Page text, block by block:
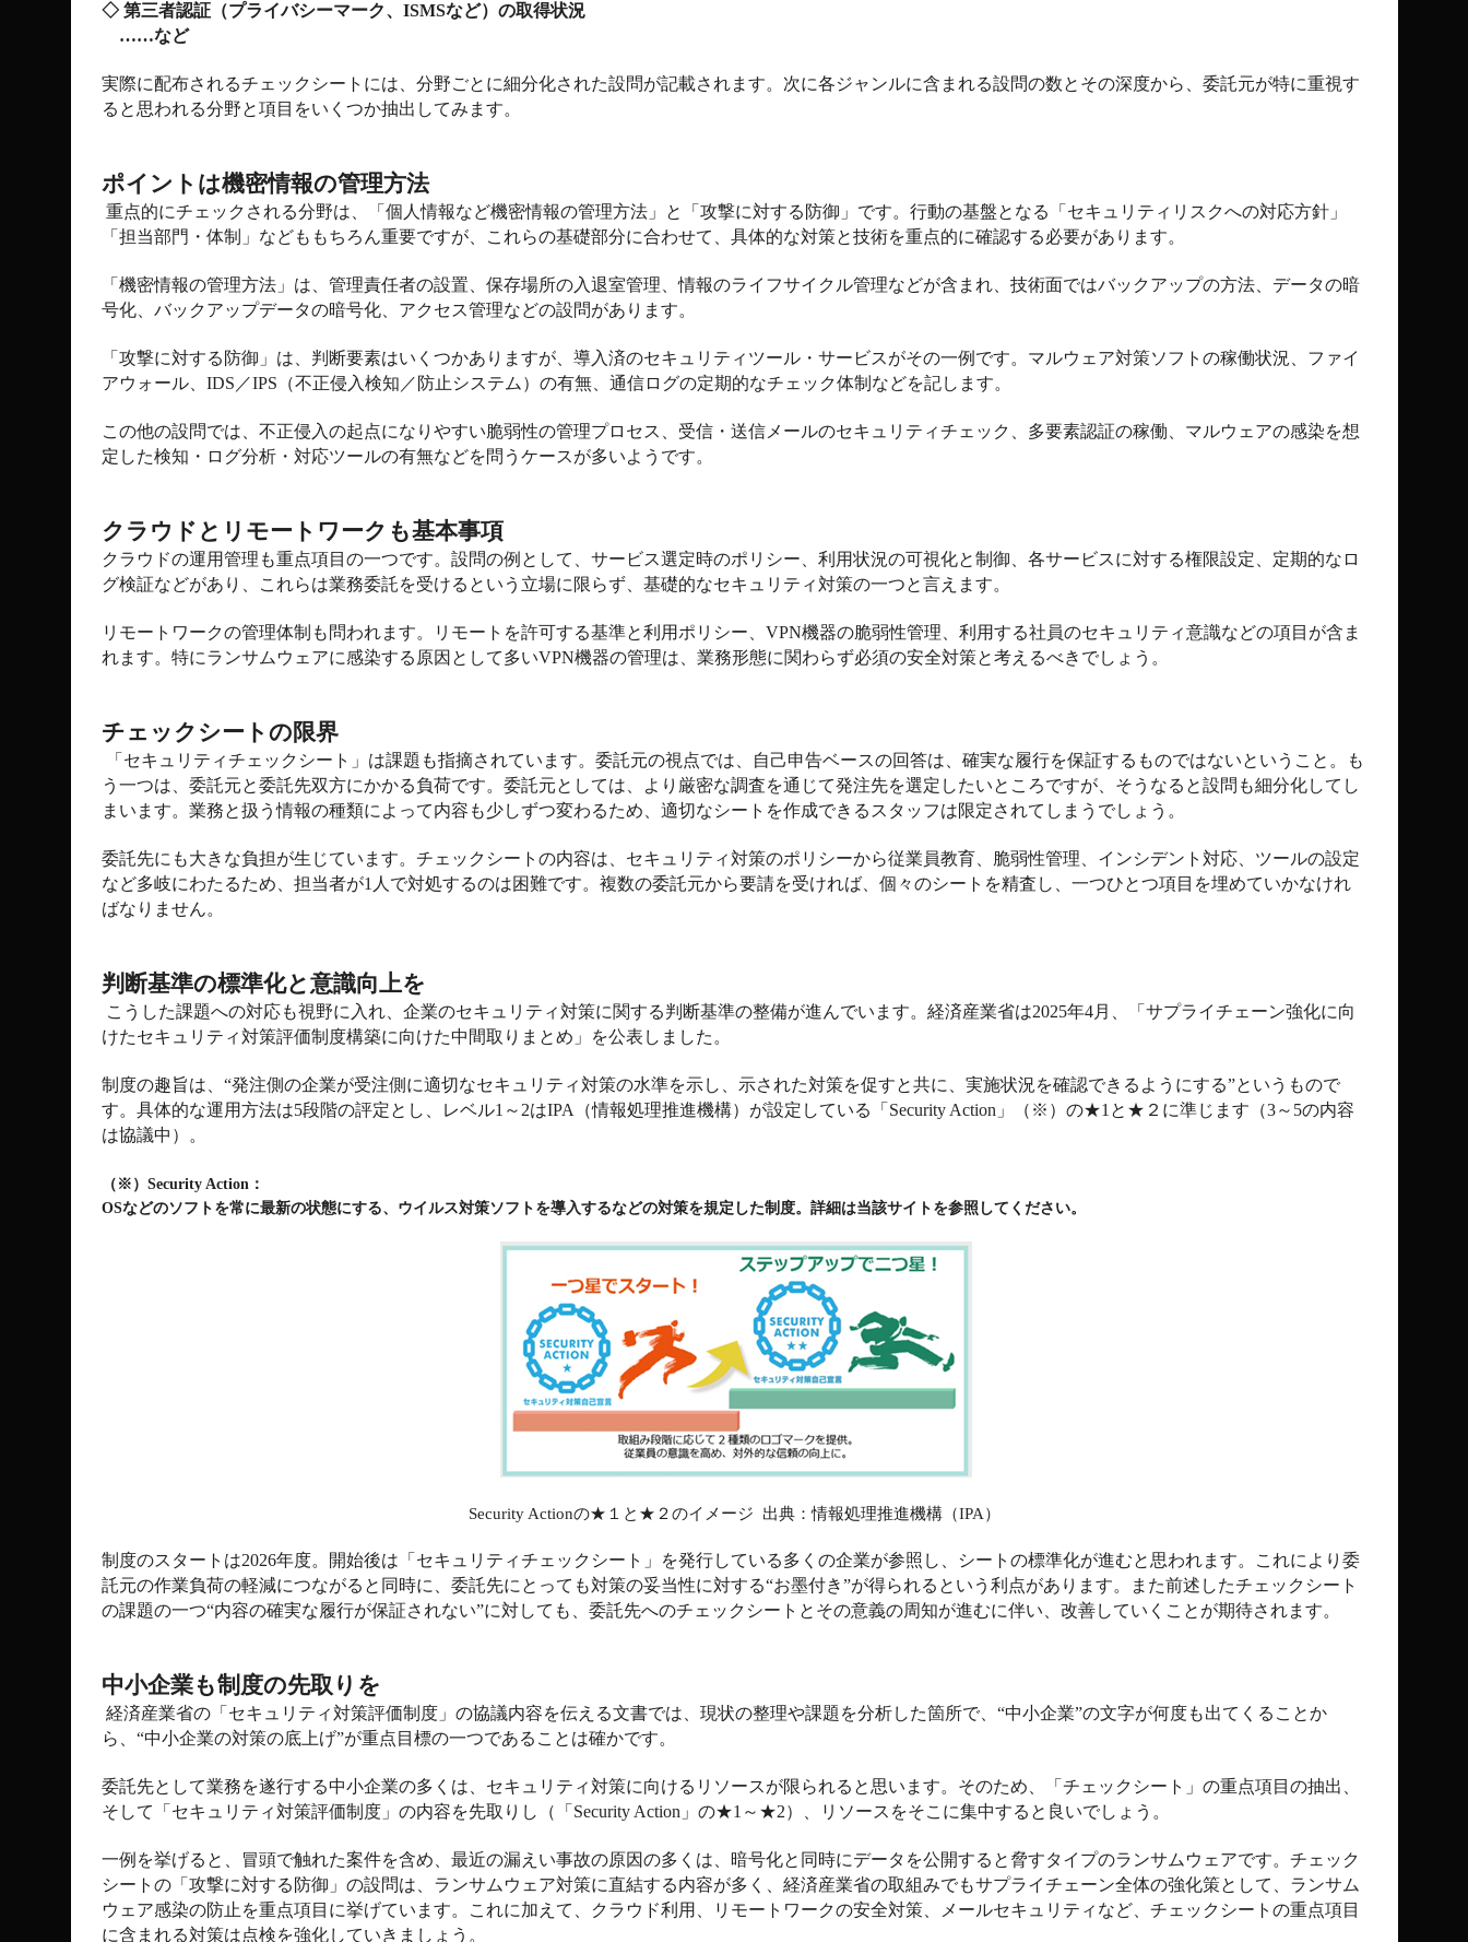
◇ 第三者認証（プライバシーマーク、 ISMSなど）の取得状況
……など
実際に配布されるチェックシートには、分野ごとに細分化された設問が記載されます。次に各ジャンルに含まれる設問の数とその深度から、委託元が特に重視す
ると思われる分野と項目をいくつか抽出してみます。
ポイントは機密情報の管理方法
重点的にチェックされる分野は、「個人情報など機密情報の管理方法」と「攻撃に対する防御」です。行動の基盤となる「セキュリティリスクへの対応方針」
「担当部門・体制」などももちろん重要ですが、これらの基礎部分に合わせて、具体的な対策と技術を重点的に確認する必要があります。
「機密情報の管理方法」は、管理責任者の設置、保存場所の入退室管理、情報のライフサイクル管理などが含まれ、技術面ではバックアップの方法、データの暗
号化、バックアップデータの暗号化、アクセス管理などの設問があります。
「攻撃に対する防御」は、判断要素はいくつかありますが、導入済のセキュリティツール・サービスがその一例です。マルウェア対策ソフトの稼働状況、ファイ
アウォール、 IDS ／IPS （不正侵入検知／防止システム）の有無、通信ログの定期的なチェック体制などを記します。
この他の設問では、不正侵入の起点になりやすい脆弱性の管理プロセス、受信・送信メールのセキュリティチェック、多要素認証の稼働、マルウェアの感染を想
定した検知・ログ分析・対応ツールの有無などを問うケースが多いようです。
クラウドとリモートワークも基本事項
クラウドの運用管理も重点項目の一つです。設問の例として、サービス選定時のポリシー、利用状況の可視化と制御、各サービスに対する権限設定、定期的なロ
グ検証などがあり、これらは業務委託を受けるという立場に限らず、基礎的なセキュリティ対策の一つと言えます。
リモートワークの管理体制も問われます。リモートを許可する基準と利用ポリシー、 VPN機器の脆弱性管理、利用する社員のセキュリティ意識などの項目が含ま
れます。特にランサムウェアに感染する原因として多いVPN機器の管理は、業務形態に関わらず必須の安全対策と考えるべきでしょう。
チェックシートの限界
「セキュリティチェックシート」は課題も指摘されています。委託元の視点では、自己申告ベースの回答は、確実な履行を保証するものではないということ。も
う一つは、委託元と委託先双方にかかる負荷です。委託元としては、より厳密な調査を通じて発注先を選定したいところですが、そうなると設問も細分化してし
まいます。業務と扱う情報の種類によって内容も少しずつ変わるため、適切なシートを作成できるスタッフは限定されてしまうでしょう。
委託先にも大きな負担が生じています。チェックシートの内容は、セキュリティ対策のポリシーから従業員教育、脆弱性管理、インシデント対応、ツールの設定
など多岐にわたるため、担当者が1 人で対処するのは困難です。複数の委託元から要請を受ければ、個々のシートを精査し、一つひとつ項目を埋めていかなけれ
ばなりません。
判断基準の標準化と意識向上を
こうした課題への対応も視野に入れ、企業のセキュリティ対策に関する判断基準の整備が進んでいます。経済産業省は2025年4月、「サプライチェーン強化に向
けたセキュリティ対策評価制度構築に向けた中間取りまとめ」を公表しました。
制度の趣旨は、“発注側の企業が受注側に適切なセキュリティ対策の水準を示し、示された対策を促すと共に、実施状況を確認できるようにする”というもので
す。具体的な運用方法は5段階の評定とし、レベル1 ～ 2はIPA （情報処理推進機構）が設定している「 Security Action 」（※）の★1 と★２に準じます（3～ 5の内容
は協議中）。
（※） Security Action ：
OSなどのソフトを常に最新の状態にする、ウイルス対策ソフトを導入するなどの対策を規定した制度。詳細は当該サイトを参照してください。
Security Actionの★１と★２のイメージ 出典：情報処理推進機構（IPA）
制度のスタートは2026年度。開始後は「セキュリティチェックシート」を発行している多くの企業が参照し、シートの標準化が進むと思われます。これにより委
託元の作業負荷の軽減につながると同時に、委託先にとっても対策の妥当性に対する“お墨付き”が得られるという利点があります。また前述したチェックシート
の課題の一つ“内容の確実な履行が保証されない”に対しても、委託先へのチェックシートとその意義の周知が進むに伴い、改善していくことが期待されます。
中小企業も制度の先取りを
経済産業省の「セキュリティ対策評価制度」の協議内容を伝える文書では、現状の整理や課題を分析した箇所で、“中小企業”の文字が何度も出てくることか
ら、“中小企業の対策の底上げ”が重点目標の一つであることは確かです。
委託先として業務を遂行する中小企業の多くは、セキュリティ対策に向けるリソースが限られると思います。そのため、「チェックシート」の重点項目の抽出、
そして「セキュリティ対策評価制度」の内容を先取りし（「 Security Action 」の★1 ～★2）、リソースをそこに集中すると良いでしょう。
一例を挙げると、冒頭で触れた案件を含め、最近の漏えい事故の原因の多くは、暗号化と同時にデータを公開すると脅すタイプのランサムウェアです。チェック
シートの「攻撃に対する防御」の設問は、ランサムウェア対策に直結する内容が多く、経済産業省の取組みでもサプライチェーン全体の強化策として、ランサム
ウェア感染の防止を重点項目に挙げています。これに加えて、クラウド利用、リモートワークの安全対策、メールセキュリティなど、チェックシートの重点項目
に含まれる対策は点検を強化していきましょう。